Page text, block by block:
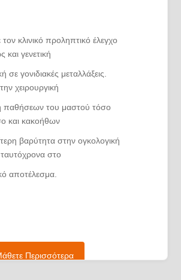
τον κλινικό προληπτικό έλεγχο
γενετική
σε γονιδιακές μεταλλάξεις.
χειρουργική
παθήσεων του μαστού τόσο
και κακοήθων
βαρύτητα στην ογκολογική
στο
αποτέλεσμα.
Περισσότερα